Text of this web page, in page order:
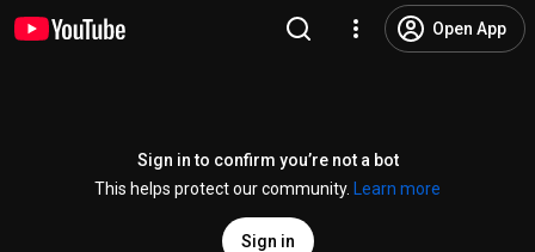
Open App
Sign in to confirm you’re not a bot
This helps protect our community.
Learn more
Sign in